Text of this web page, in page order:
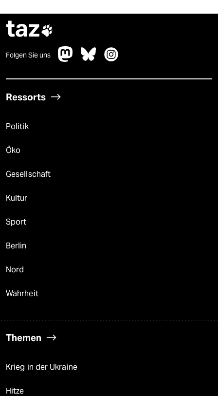
taz
Folgen Sie uns
Ressorts
Politik
Öko
Gesellschaft
Kultur
Sport
Berlin
Nord
Wahrheit
Themen
Krieg in der Ukraine
Hitze